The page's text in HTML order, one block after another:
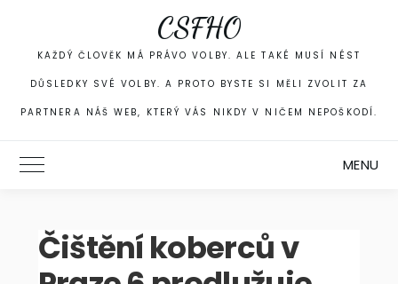
content
CSFHO
KAŽDÝ ČLOVĚK MÁ PRÁVO VOLBY. ALE TAKÉ MUSÍ NÉST
DŮSLEDKY SVÉ VOLBY. A PROTO BYSTE SI MĚLI ZVOLIT ZA
PARTNERA NÁŠ WEB, KTERÝ VÁS NIKDY V NIČEM NEPOŠKODÍ.
Toggle Main Menu MENU
Čištění koberců v